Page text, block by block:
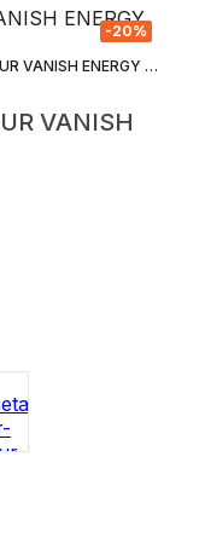
-20%
CAMISETA UNDER ARMOUR VANISH ENERGY MASCULINA
VANISH